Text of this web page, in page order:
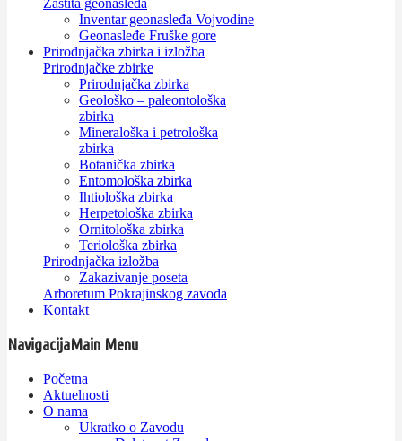
Zaštita geonasleđa
Inventar geonasleđa Vojvodine
Geonasleđe Fruške gore
Prirodnjačka zbirka i izložba
Prirodnjačke zbirke
Prirodnjačka zbirka
Geološko – paleontološka
zbirka
Mineraloška i petrološka
zbirka
Botanička zbirka
Entomološka zbirka
Ihtiološka zbirka
Herpetološka zbirka
Ornitološka zbirka
Teriološka zbirka
Prirodnjačka izložba
Zakazivanje poseta
Arboretum Pokrajinskog zavoda
Kontakt
NavigacijaMain Menu
Početna
Aktuelnosti
O nama
Ukratko o Zavodu